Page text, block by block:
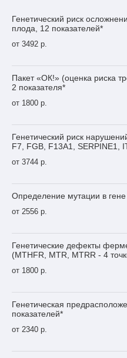
Генетический риск
плода, 12 показателей*
от 3492 р.
Пакет «ОК!» (оценка риска
2 показателя*
от 1800 р.
Генетический риск
F7, FGB, F13A1, SERPINE1,
от 3744 р.
Определение мутации в
от 2556 р.
Генетические дефекты
(MTHFR, MTR, MTRR - 4
от 1800 р.
Генетическая
показателей*
от 2340 р.